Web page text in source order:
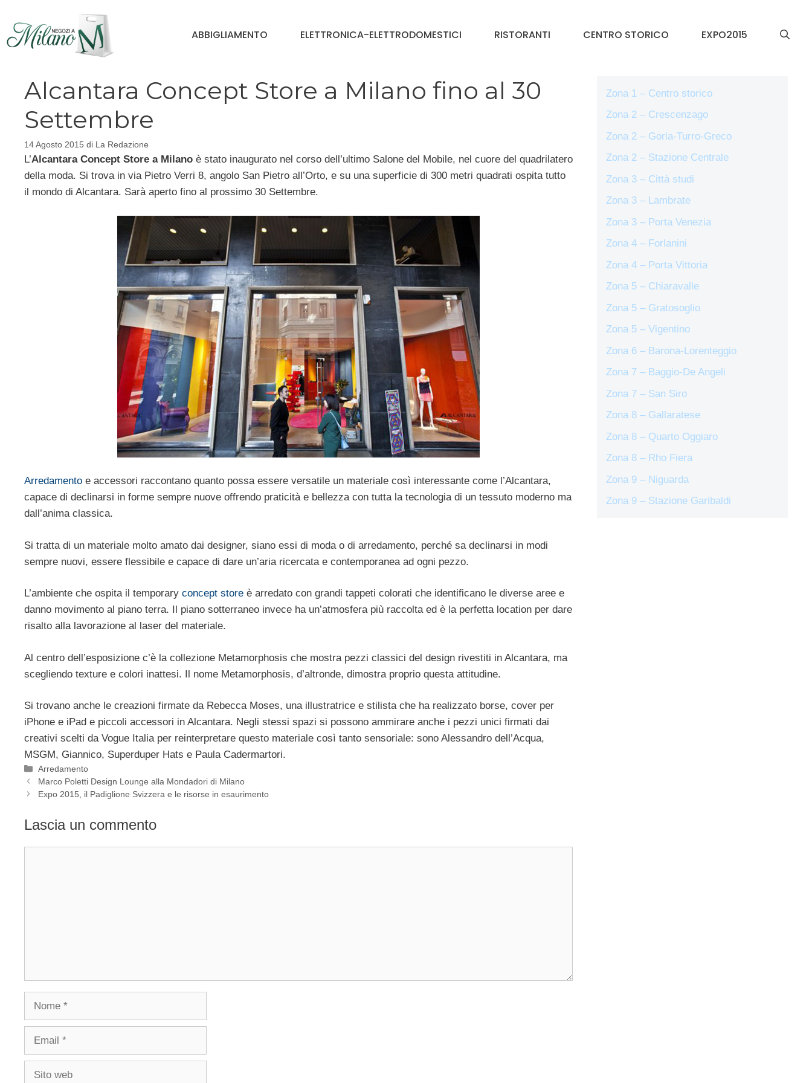
contenuto
ABBIGLIAMENTO ELETTRONICA-ELETTRODOMESTICI RISTORANTI CENTRO STORICO EXPO2015
Alcantara Concept Store a Milano fino al 30
Settembre
14 Agosto 2015 di La Redazione
L’Alcantara Concept Store a Milano è stato inaugurato nel corso dell’ultimo Salone del Mobile, nel cuore del quadrilatero
della moda. Si trova in via Pietro Verri 8, angolo San Pietro all’Orto, e su una superficie di 300 metri quadrati ospita tutto
il mondo di Alcantara. Sarà aperto fino al prossimo 30 Settembre.
Arredamento e accessori raccontano quanto possa essere versatile un materiale così interessante come l’Alcantara,
capace di declinarsi in forme sempre nuove offrendo praticità e bellezza con tutta la tecnologia di un tessuto moderno ma
dall’anima classica.
Si tratta di un materiale molto amato dai designer, siano essi di moda o di arredamento, perché sa declinarsi in modi
sempre nuovi, essere flessibile e capace di dare un’aria ricercata e contemporanea ad ogni pezzo.
L’ambiente che ospita il temporary concept store è arredato con grandi tappeti colorati che identificano le diverse aree e
danno movimento al piano terra. Il piano sotterraneo invece ha un’atmosfera più raccolta ed è la perfetta location per dare
risalto alla lavorazione al laser del materiale.
Al centro dell’esposizione c’è la collezione Metamorphosis che mostra pezzi classici del design rivestiti in Alcantara, ma
scegliendo texture e colori inattesi. Il nome Metamorphosis, d’altronde, dimostra proprio questa attitudine.
Si trovano anche le creazioni firmate da Rebecca Moses, una illustratrice e stilista che ha realizzato borse, cover per
iPhone e iPad e piccoli accessori in Alcantara. Negli stessi spazi si possono ammirare anche i pezzi unici firmati dai
creativi scelti da Vogue Italia per reinterpretare questo materiale così tanto sensoriale: sono Alessandro dell’Acqua,
MSGM, Giannico, Superduper Hats e Paula Cadermartori.
Categorie
Arredamento
Marco Poletti Design Lounge alla Mondadori di Milano
Expo 2015, il Padiglione Svizzera e le risorse in esaurimento
Lascia un commento
Zona 1 – Centro storico
Zona 2 – Crescenzago
Zona 2 – Gorla-Turro-Greco
Zona 2 – Stazione Centrale
Zona 3 – Città studi
Zona 3 – Lambrate
Zona 3 – Porta Venezia
Zona 4 – Forlanini
Zona 4 – Porta Vittoria
Zona 5 – Chiaravalle
Zona 5 – Gratosoglio
Zona 5 – Vigentino
Zona 6 – Barona-Lorenteggio
Zona 7 – Baggio-De Angeli
Zona 7 – San Siro
Zona 8 – Gallaratese
Zona 8 – Quarto Oggiaro
Zona 8 – Rho Fiera
Zona 9 – Niguarda
Zona 9 – Stazione Garibaldi